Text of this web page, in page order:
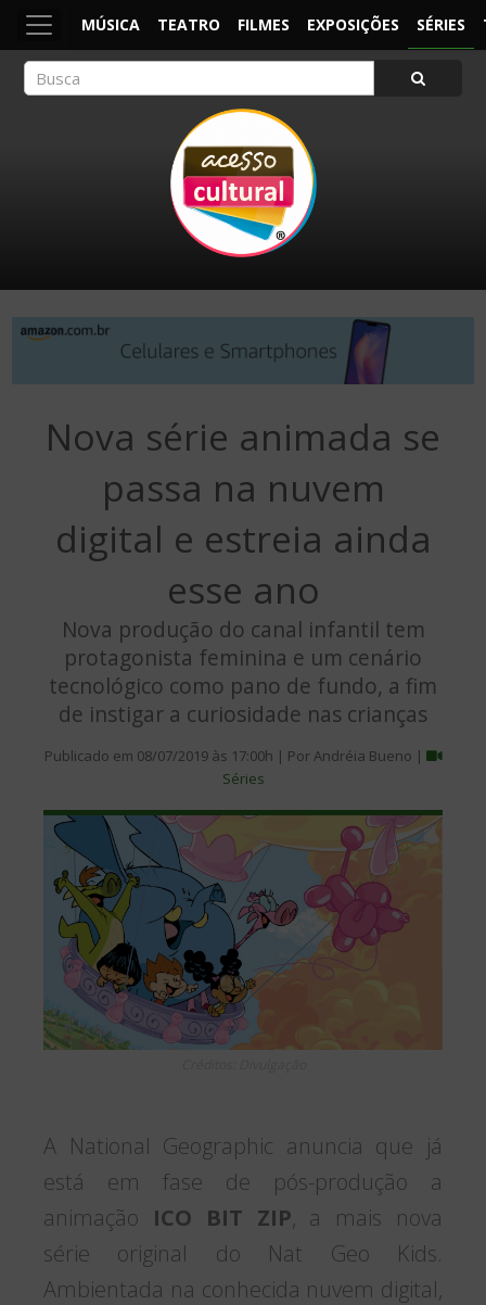
MÚSICA TEATRO FILMES EXPOSIÇÕES SÉRIES
Nova série animada se
passa na nuvem
digital e estreia ainda
esse ano
Nova produção do canal infantil tem
protagonista feminina e um cenário
tecnológico como pano de fundo, a fim
de instigar a curiosidade nas crianças
Publicado em 08/07/2019 às 17:00h | Por Andréia Bueno |
Séries
A National Geographic anuncia que já
está em fase de pós-produção a
animação ICO BIT ZIP, a mais nova
série original do Nat Geo Kids.
Ambientada na conhecida nuvem digital,